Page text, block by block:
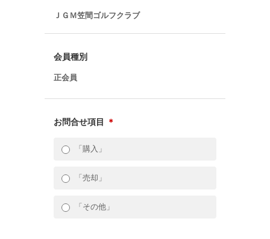
ＪＧＭ笠間ゴルフクラブ
会員種別
正会員
お問合せ項目 ＊
「購入」
「売却」
「その他」